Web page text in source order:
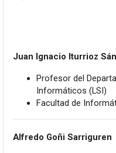
Juan Ignacio Iturrioz
Profesor del
Informáticos (LSI)
Facultad de
Alfredo Goñi Sarriguren